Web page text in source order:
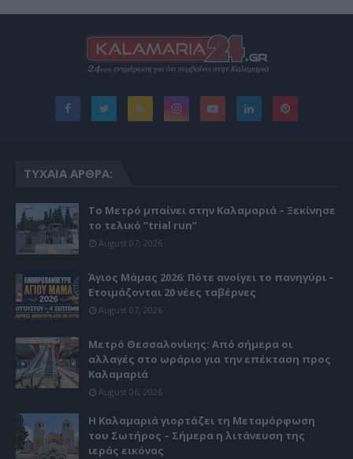
ΤΥΧΑΊΑ ΆΡΘΡΑ:
Το Μετρό μπαίνει στην Καλαμαριά – Ξεκίνησε
το τελικό “trial run”
August 07, 2026
Άγιος Μάμας 2026: Πότε ανοίγει το πανηγύρι –
Ετοιμάζονται 20 νέες ταβέρνες
August 07, 2026
Μετρό Θεσσαλονίκης: Από σήμερα οι
αλλαγές στο ωράριο για την επέκταση προς
Καλαμαριά
August 06, 2026
Η Καλαμαριά γιορτάζει τη Μεταμόρφωση
του Σωτήρος – Σήμερα η λιτάνευση της
ιεράς εικόνας